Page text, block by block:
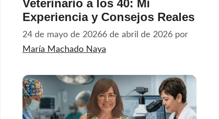
Veterinario a los 40: Mi
Experiencia y Consejos Reales
24 de mayo de 20266 de abril de 2026 por
María Machado Naya